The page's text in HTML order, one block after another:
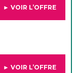
► VOIR L’OFFRE
► VOIR L’OFFRE